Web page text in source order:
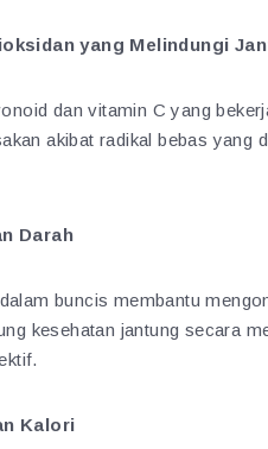
yang Melindungi
dan vitamin C yang
akibat radikal bebas yang
Darah
buncis membantu
kesehatan jantung secara
Kalori